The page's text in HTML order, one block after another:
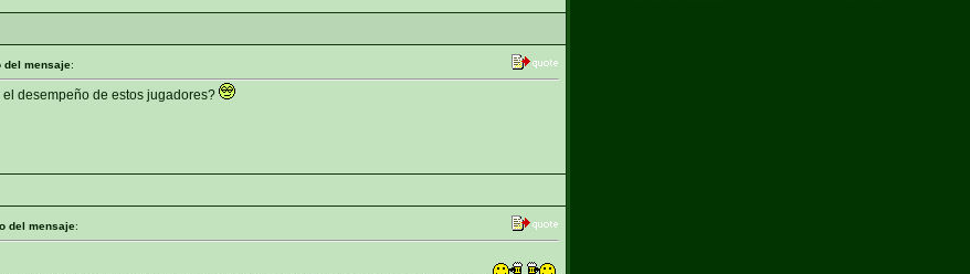
del mensaje:
desempeño de estos jugadores?
del mensaje: